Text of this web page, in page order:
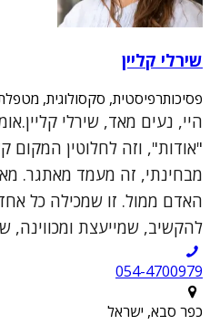
שירלי קליין
פסיכותרפיסטית, סקסולוגית,
היי, נעים מאד, שירלי
"אודות", וזה לחלוטין המקום
מבחינתי, זה מעמד מאתגר.
האדם ממול. זו שמכילה כל
להקשיב, שמייעצת ומכווינה,
054-4700979
כפר סבא, ישראל